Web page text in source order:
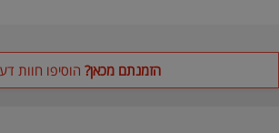
הזמנתם מכאן? הוסיפו חוות